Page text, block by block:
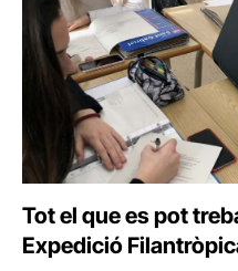
Tot el que es pot
Expedició